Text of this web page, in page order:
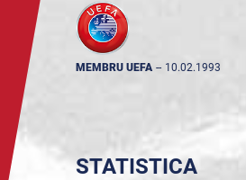
MEMBRU UEFA -- 10.02.1993
STATISTICA